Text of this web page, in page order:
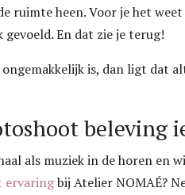
ruimte heen. Voor je het
gevoeld. En dat zie je terug!
ongemakkelijk is, dan ligt dat
beleving
als muziek in de horen en
ervaringbij Atelier NOMAÉ?